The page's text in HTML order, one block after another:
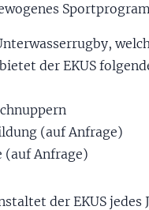
der EKUS
(auf Anfrage)
(auf Anfrage)
der EKUS jedes